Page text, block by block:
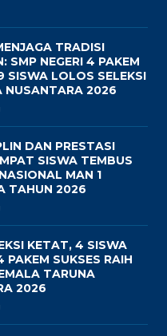
TRADISI
SMP NEGERI 4 PAKEM
SISWA LOLOS SELEKSI
NUSANTARA 2026
DAN PRESTASI
SISWA TEMBUS
MAN 1
TAHUN 2026
KETAT, 4 SISWA
PAKEM SUKSES RAIH
TARUNA
2026